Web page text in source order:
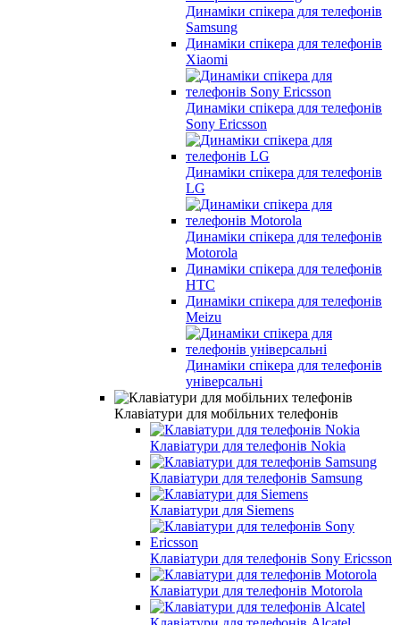
Динаміки спікера для телефонів
Samsung
Динаміки спікера для телефонів
Xiaomi
Динаміки спікера для телефонів
Sony Ericsson
Динаміки спікера для телефонів
LG
Динаміки спікера для телефонів
Motorola
Динаміки спікера для телефонів
HTC
Динаміки спікера для телефонів
Meizu
Динаміки спікера для телефонів
універсальні
Клавіатури для мобільних телефонів
Клавіатури для телефонів Nokia
Клавіатури для телефонів Samsung
Клавіатури для Siemens
Клавіатури для телефонів Sony Ericsson
Клавіатури для телефонів Motorola